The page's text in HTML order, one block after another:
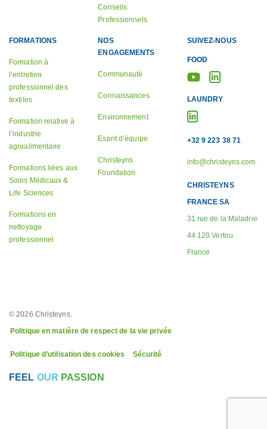
Conseils
Professionnels
FORMATIONS
Formation à
l’entretien
professionnel des
textiles
Formation relative à
l’industrie
agroalimentaire
Formations liées aux
Soins Médicaux &
Life Sciences
Formations en
nettoyage
professionnel
NOS
ENGAGEMENTS
Communauté
Connaissances
Environnement
Esprit d’équipe
Christeyns
Foundation
SUIVEZ-NOUS
FOOD
LAUNDRY
+32 9 223 38 71
info@christeyns.com
CHRISTEYNS
FRANCE SA
31 rue de la Maladrie
44 120 Vertou
France
© 2026 Christeyns.
Politique en matière de respect de la vie privée
Politique d’utilisation des cookies Sécurité
FEEL OUR PASSION